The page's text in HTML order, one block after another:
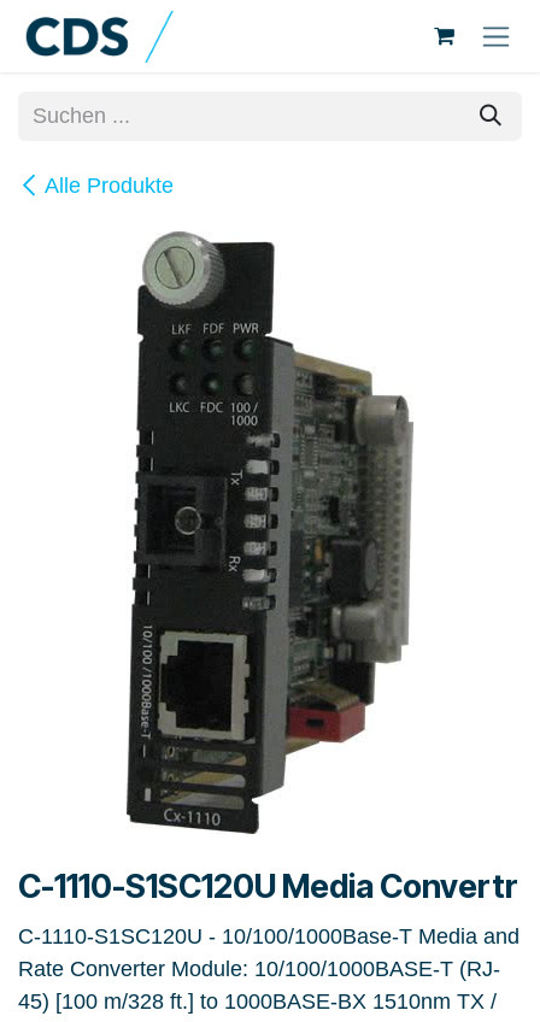
Zum Inhalt springen
Alle Produkte
C-1110-S1SC120U Media Convertr
C-1110-S1SC120U - 10/100/1000Base-T Media and
Rate Converter Module: 10/100/1000BASE-T (RJ-
45) [100 m/328 ft.] to 1000BASE-BX 1510nm TX /